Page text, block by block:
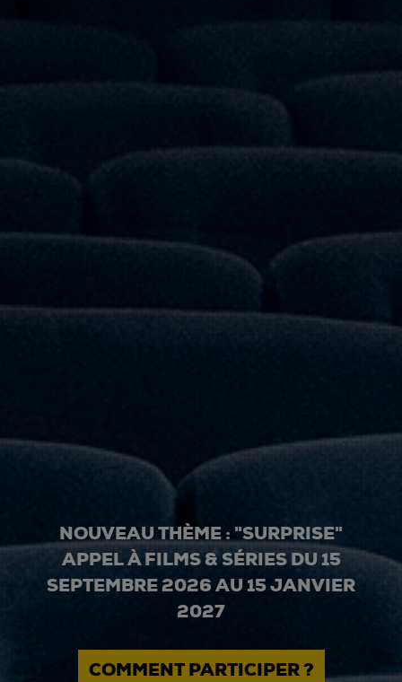
NOUVEAU THÈME : "SURPRISE"
APPEL À FILMS & SÉRIES DU 15
SEPTEMBRE 2026 AU 15 JANVIER
2027
COMMENT PARTICIPER ?